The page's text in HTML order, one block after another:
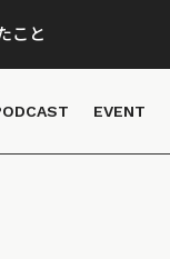
こと
EVENT